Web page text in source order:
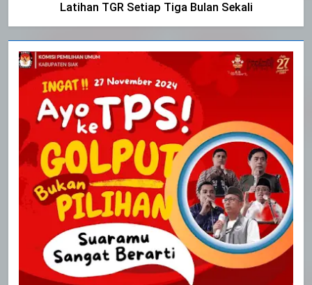
Latihan TGR Setiap Tiga Bulan Sekali